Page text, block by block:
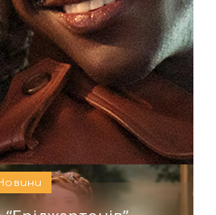
“Доктора Хто” — і
серіалу. У шоу
13.06.2025